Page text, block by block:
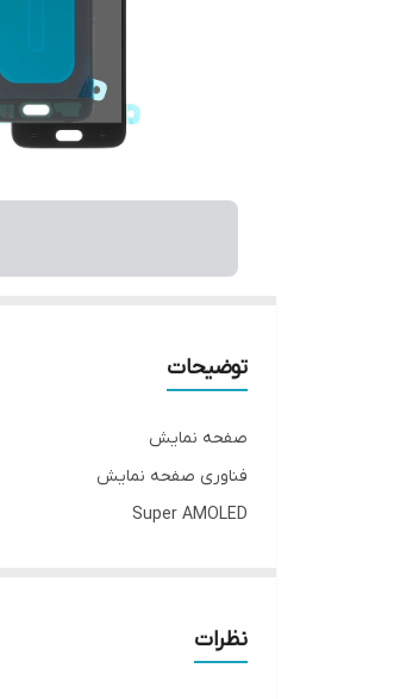
توضیحات
صفحه نمایش
فناوری صفحه‌ نمایش
Super AMOLED
اندازه
۵ اینچ
نظرات